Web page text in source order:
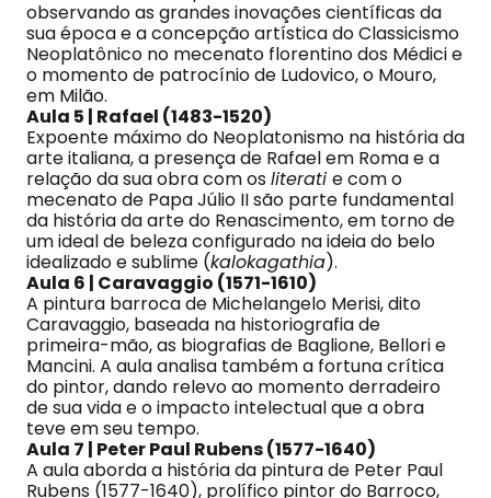
observando as grandes inovações científicas da
sua época e a concepção artística do Classicismo
Neoplatônico no mecenato florentino dos Médici e
o momento de patrocínio de Ludovico, o Mouro,
em Milão.
Aula 5 | Rafael (1483-1520)
Expoente máximo do Neoplatonismo na história da
arte italiana, a presença de Rafael em Roma e a
relação da sua obra com osliterati e com o
mecenato de Papa Júlio II são parte fundamental
da história da arte do Renascimento, em torno de
um ideal de beleza configurado na ideia do belo
idealizado e sublime (kalokagathia).
Aula 6 | Caravaggio (1571-1610)
A pintura barroca de Michelangelo Merisi, dito
Caravaggio, baseada na historiografia de
primeira-mão, as biografias de Baglione, Bellori e
Mancini. A aula analisa também a fortuna crítica
do pintor, dando relevo ao momento derradeiro
de sua vida e o impacto intelectual que a obra
teve em seu tempo.
Aula 7 | Peter Paul Rubens (1577-1640)
A aula aborda a história da pintura de Peter Paul
Rubens (1577-1640), prolífico pintor do Barroco,